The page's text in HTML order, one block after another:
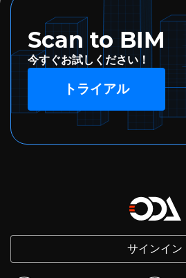
Scan to BIM
今すぐお試しください！
トライアル
サインイン